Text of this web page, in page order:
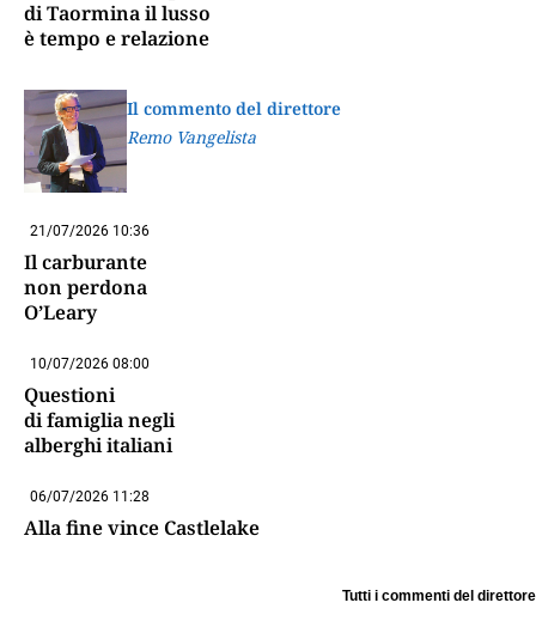
di Taormina il lusso
è tempo e relazione
Il commento del direttore
Remo Vangelista
21/07/2026 10:36
Il carburante
non perdona
O’Leary
10/07/2026 08:00
Questioni
di famiglia negli
alberghi italiani
06/07/2026 11:28
Alla fine vince Castlelake
Tutti i commenti del direttore